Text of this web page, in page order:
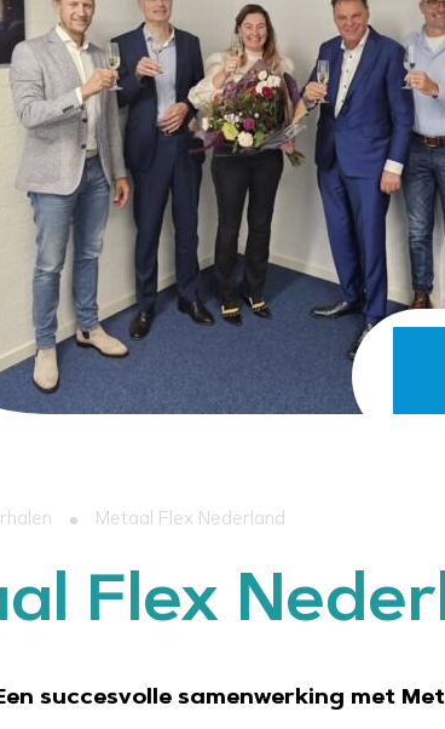
Metaal Flex Nederland
Flex
succesvolle samenwerking met